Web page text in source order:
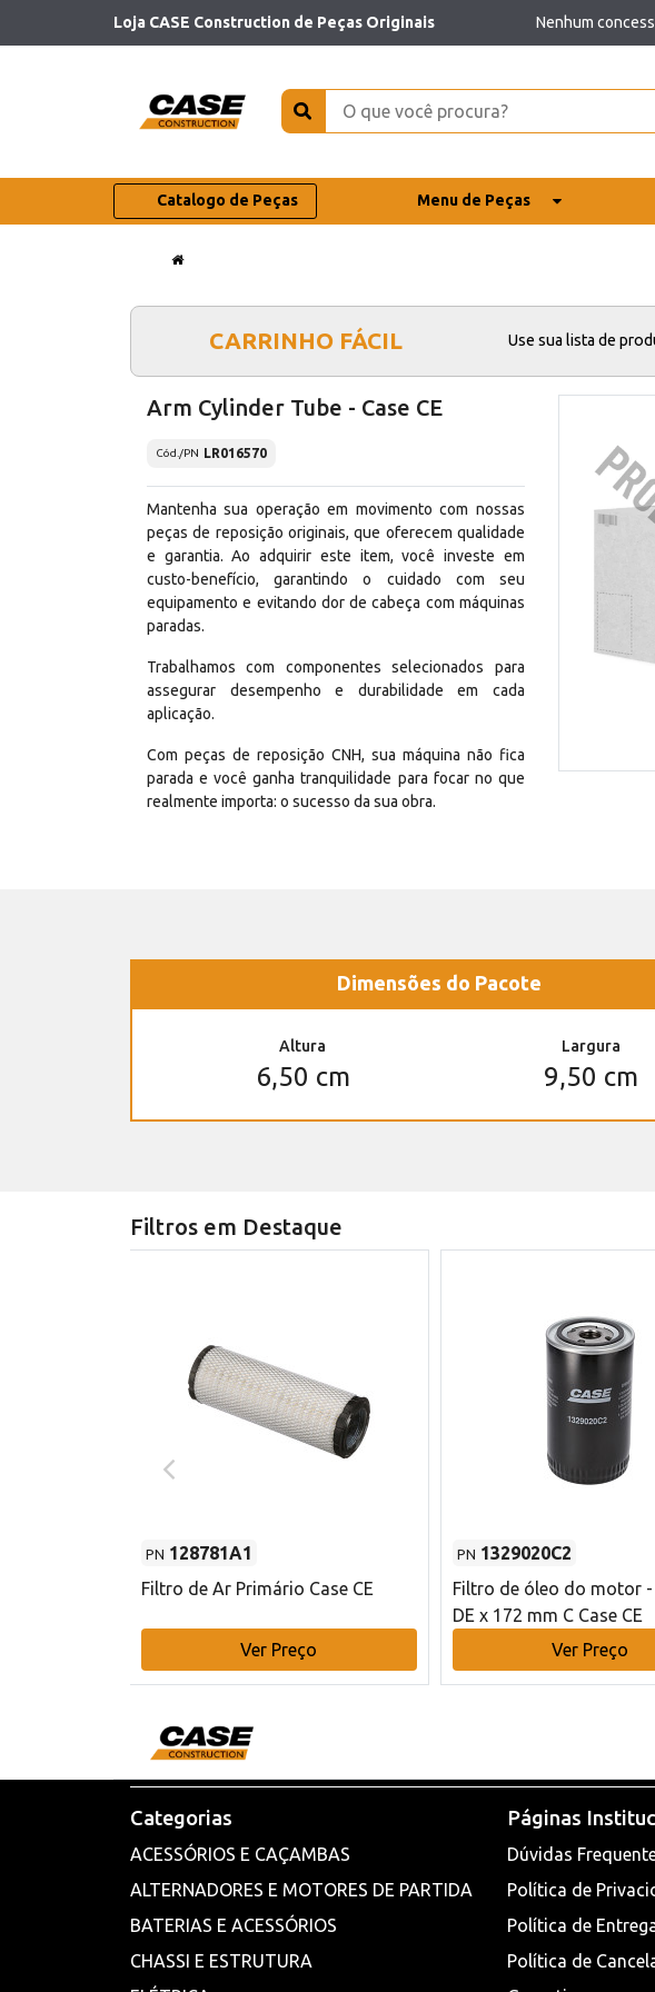
Loja CASE Construction de Peças Originais Nenhum
Catalogo de Peças Menu de Peças
CARRINHO FÁCIL Use sua lista de
Arm Cylinder Tube - Case CE
Cód./PN LR016570
Mantenha sua operação em movimento com nossas
peças de reposição originais, que oferecem qualidade
e garantia. Ao adquirir este item, você investe em
custo-benefício, garantindo o cuidado com seu
equipamento e evitando dor de cabeça com máquinas
paradas.
Trabalhamos com componentes selecionados para
assegurar desempenho e durabilidade em cada
aplicação.
Com peças de reposição CNH, sua máquina não fica
parada e você ganha tranquilidade para focar no que
realmente importa: o sucesso da sua obra.
Dimensões do Pacote
Altura
6,50 cm
Largura
9,50 cm
Filtros em Destaque
PN 128781A1
Filtro de Ar Primário Case CE
Ver Preço
PN 1329020C2
Filtro de óleo do motor -
DE x 172 mm C Case CE
Ver Preço
Categorias
ACESSÓRIOS E CAÇAMBAS
ALTERNADORES E MOTORES DE PARTIDA
BATERIAS E ACESSÓRIOS
CHASSI E ESTRUTURA
Páginas
Dúvidas
Política de
Política de
Política de